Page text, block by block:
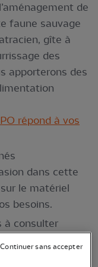
de
faune sauvage
gîte à
des
apporterons des
répond à vos
dans cette
le matériel
besoins.
à consulter
Continuer sans accepter